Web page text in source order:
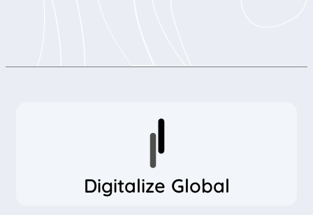
Digitalize Global